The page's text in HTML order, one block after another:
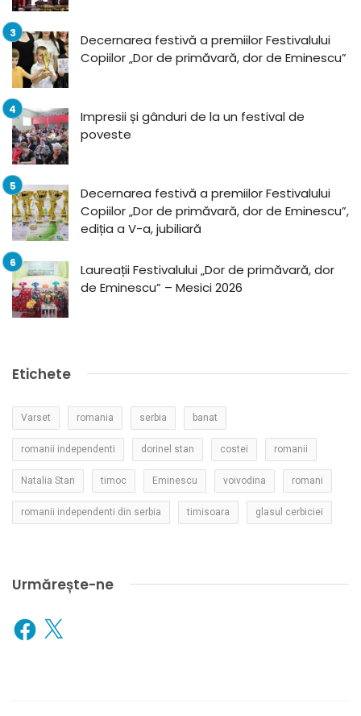
Decernarea festivă a premiilor Festivalului
Copiilor „Dor de primăvară, dor de Eminescu”
Impresii și gânduri de la un festival de
poveste
Decernarea festivă a premiilor Festivalului
Copiilor „Dor de primăvară, dor de Eminescu”,
ediția a V-a, jubiliară
Laureații Festivalului „Dor de primăvară, dor
de Eminescu” – Mesici 2026
Etichete
Varset romania serbia banat
romanii independenti dorinel stan costei romanii
Natalia Stan timoc Eminescu voivodina romani
romanii independenti din serbia timisoara glasul cerbiciei
Urmărește-ne
Facebook
X